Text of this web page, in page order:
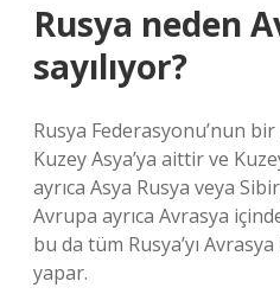
Rusya neden
sayılıyor?
Rusya Federasyonu’nun
Kuzey Asya’ya aittir ve
ayrıca Asya Rusya veya
Avrupa ayrıca Avrasya
bu da tüm Rusya’yı Avrasya
yapar.